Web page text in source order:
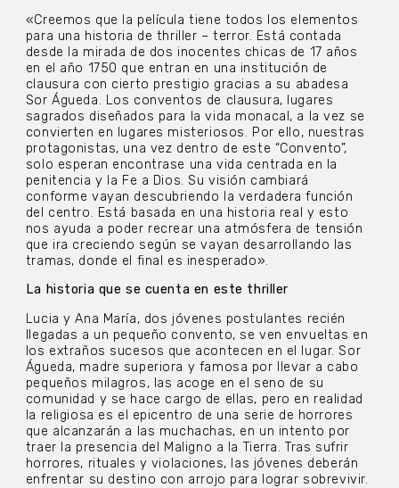
«Creemos que la película tiene todos los elementos
para una historia de thriller – terror. Está contada
desde la mirada de dos inocentes chicas de 17 años
en el año 1750 que entran en una institución de
clausura con cierto prestigio gracias a su abadesa
Sor Águeda. Los conventos de clausura, lugares
sagrados diseñados para la vida monacal, a la vez se
convierten en lugares misteriosos. Por ello, nuestras
protagonistas, una vez dentro de este “Convento”,
solo esperan encontrase una vida centrada en la
penitencia y la Fe a Dios. Su visión cambiará
conforme vayan descubriendo la verdadera función
del centro. Está basada en una historia real y esto
nos ayuda a poder recrear una atmósfera de tensión
que ira creciendo según se vayan desarrollando las
tramas, donde el final es inesperado».
La historia que se cuenta en este thriller
Lucia y Ana María, dos jóvenes postulantes recién
llegadas a un pequeño convento, se ven envueltas en
los extraños sucesos que acontecen en el lugar. Sor
Águeda, madre superiora y famosa por llevar a cabo
pequeños milagros, las acoge en el seno de su
comunidad y se hace cargo de ellas, pero en realidad
la religiosa es el epicentro de una serie de horrores
que alcanzarán a las muchachas, en un intento por
traer la presencia del Maligno a la Tierra. Tras sufrir
horrores, rituales y violaciones, las jóvenes deberán
enfrentar su destino con arrojo para lograr sobrevivir.